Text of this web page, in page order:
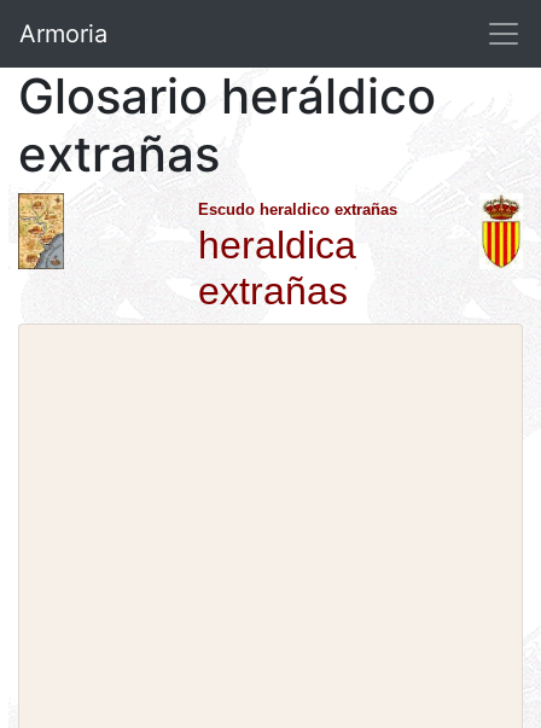
Armoria
Glosario heráldico
extrañas
Escudo heraldico extrañas
heraldica
extrañas